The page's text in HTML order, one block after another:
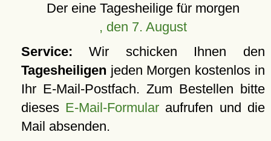
Der eine Tagesheilige für morgen
, den 7. August
Service: Wir schicken Ihnen den
Tagesheiligen jeden Morgen kostenlos in
Ihr E-Mail-Postfach. Zum Bestellen bitte
dieses E-Mail-Formular aufrufen und die
Mail absenden.